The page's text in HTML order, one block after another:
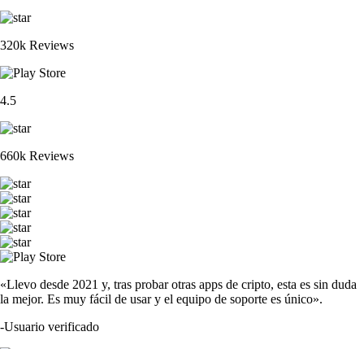
320k Reviews
4.5
660k Reviews
«Llevo desde 2021 y, tras probar otras apps de cripto, esta es sin duda
la mejor. Es muy fácil de usar y el equipo de soporte es único».
-Usuario verificado